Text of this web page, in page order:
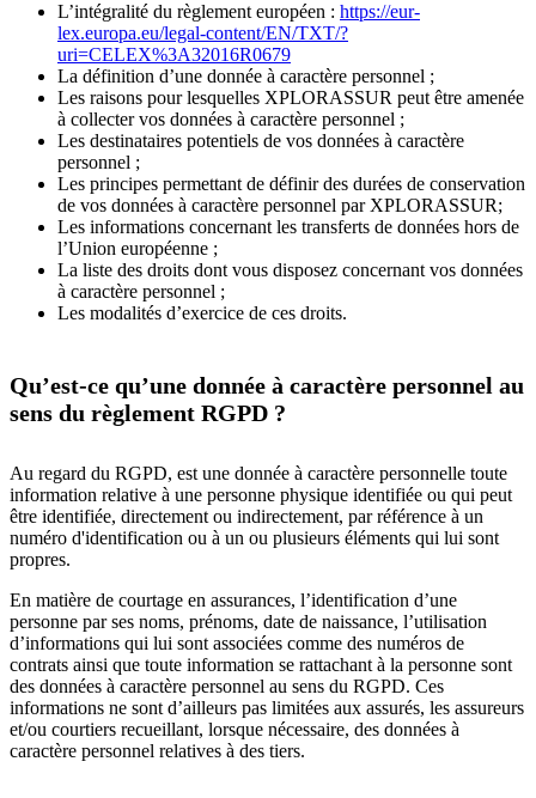
L’intégralité du règlement européen : https://eur-
lex.europa.eu/legal-content/EN/TXT/?
uri=CELEX%3A32016R0679
La définition d’une donnée à caractère personnel ;
Les raisons pour lesquelles XPLORASSUR peut être amenée
à collecter vos données à caractère personnel ;
Les destinataires potentiels de vos données à caractère
personnel ;
Les principes permettant de définir des durées de conservation
de vos données à caractère personnel par XPLORASSUR;
Les informations concernant les transferts de données hors de
l’Union européenne ;
La liste des droits dont vous disposez concernant vos données
à caractère personnel ;
Les modalités d’exercice de ces droits.
Qu’est-ce qu’une donnée à caractère personnel au
sens du règlement RGPD ?
Au regard du RGPD, est une donnée à caractère personnelle toute
information relative à une personne physique identifiée ou qui peut
être identifiée, directement ou indirectement, par référence à un
numéro d'identification ou à un ou plusieurs éléments qui lui sont
propres.
En matière de courtage en assurances, l’identification d’une
personne par ses noms, prénoms, date de naissance, l’utilisation
d’informations qui lui sont associées comme des numéros de
contrats ainsi que toute information se rattachant à la personne sont
des données à caractère personnel au sens du RGPD. Ces
informations ne sont d’ailleurs pas limitées aux assurés, les assureurs
et/ou courtiers recueillant, lorsque nécessaire, des données à
caractère personnel relatives à des tiers.